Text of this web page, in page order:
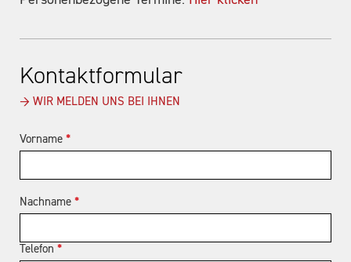
Kontaktformular
→ WIR MELDEN UNS BEI IHNEN
Vorname *
Nachname *
Telefon *